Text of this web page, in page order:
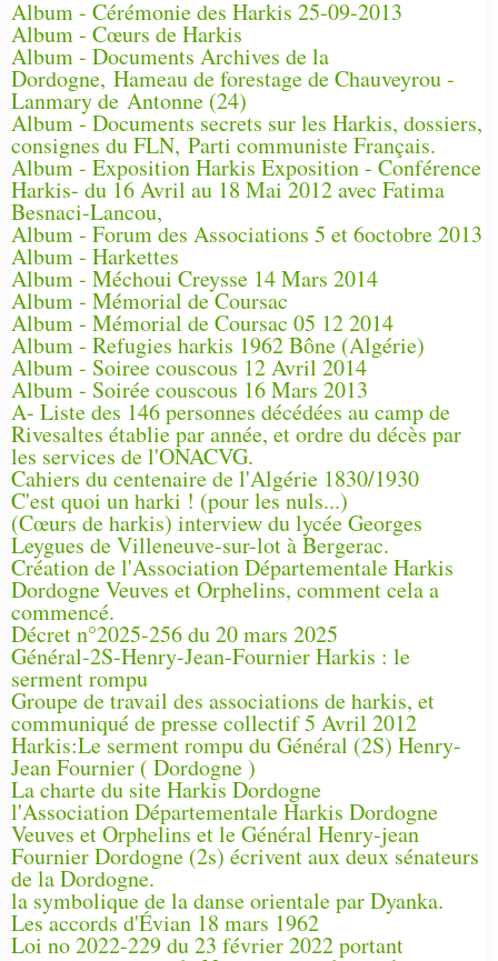
Album - Cérémonie des Harkis 25-09-2013
Album - Cœurs de Harkis
Album - Documents Archives de la
Dordogne, Hameau de forestage de Chauveyrou -
Lanmary de Antonne (24)
Album - Documents secrets sur les Harkis, dossiers,
consignes du FLN, Parti communiste Français.
Album - Exposition Harkis Exposition - Conférence
Harkis- du 16 Avril au 18 Mai 2012 avec Fatima
Besnaci-Lancou,
Album - Forum des Associations 5 et 6octobre 2013
Album - Harkettes
Album - Méchoui Creysse 14 Mars 2014
Album - Mémorial de Coursac
Album - Mémorial de Coursac 05 12 2014
Album - Refugies harkis 1962 Bône (Algérie)
Album - Soiree couscous 12 Avril 2014
Album - Soirée couscous 16 Mars 2013
A- Liste des 146 personnes décédées au camp de
Rivesaltes établie par année, et ordre du décès par
les services de l'ONACVG.
Cahiers du centenaire de l'Algérie 1830/1930
C'est quoi un harki ! (pour les nuls...)
(Cœurs de harkis) interview du lycée Georges
Leygues de Villeneuve-sur-lot à Bergerac.
Création de l'Association Départementale Harkis
Dordogne Veuves et Orphelins, comment cela a
commencé.
Décret n°2025-256 du 20 mars 2025
Général-2S-Henry-Jean-Fournier Harkis : le
serment rompu
Groupe de travail des associations de harkis, et
communiqué de presse collectif 5 Avril 2012
Harkis:Le serment rompu du Général (2S) Henry-
Jean Fournier ( Dordogne )
La charte du site Harkis Dordogne
l'Association Départementale Harkis Dordogne
Veuves et Orphelins et le Général Henry-jean
Fournier Dordogne (2s) écrivent aux deux sénateurs
de la Dordogne.
la symbolique de la danse orientale par Dyanka.
Les accords d'Évian 18 mars 1962
Loi no 2022-229 du 23 février 2022 portant